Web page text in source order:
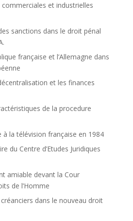
commerciales et industrielles
sanctions dans le droit pénal
française et l’Allemagne dans
et les finances
de la procedure
à la télévision française en 1984
du Centre d’Etudes Juridiques
amiable devant la Cour
de l’Homme
créanciers dans le nouveau droit